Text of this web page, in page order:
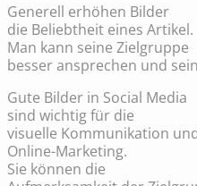
Generell erhöhen Bilder
die Beliebtheit eines Artikel.
Man kann seine Zielgruppe
besser ansprechen und
Gute Bilder in Social Media
sind wichtig für die
visuelle Kommunikation
Online-Marketing.
Sie können die